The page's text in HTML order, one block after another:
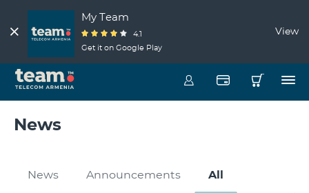
My Team
4.1
Get it on Google Play
View
News
News Announcements All